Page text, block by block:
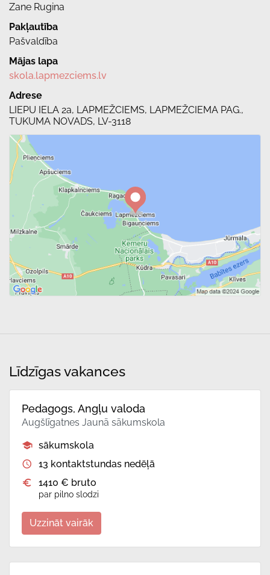
Zane Rugina
Pakļautība
Pašvaldība
Mājas lapa
skola.lapmezciems.lv
Adrese
LIEPU IELA 2a, LAPMEŽCIEMS, LAPMEŽCIEMA PAG.,
TUKUMA NOVADS, LV-3118
Līdzīgas vakances
Pedagogs, Angļu valoda
Augšlīgatnes Jaunā sākumskola
sākumskola
13 kontaktstundas nedēļā
1410 € bruto
par pilno slodzi
Uzzināt vairāk